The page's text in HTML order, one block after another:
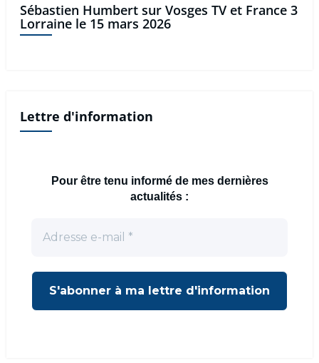
Sébastien Humbert sur Vosges TV et France 3
Lorraine le 15 mars 2026
Lettre d'information
Pour être tenu informé de mes dernières
actualités :